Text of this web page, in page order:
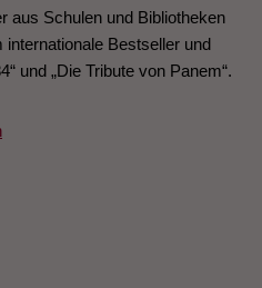
aus Schulen und Bibliotheken
Bestseller und
und „Die Tribute von Panem“.